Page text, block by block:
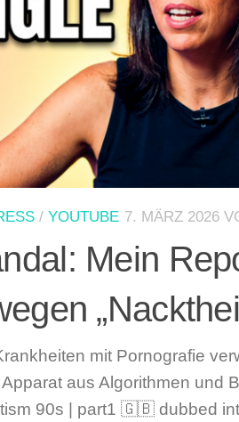
/ YOUTUBE 7. MÄRZ 2026
Mein
mit Pornografie
aus Algorithmen und
90s | part1 🇬🇧 dubbed